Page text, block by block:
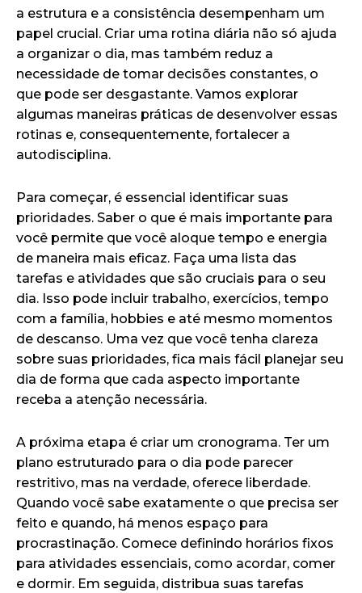
a estrutura e a consistência desempenham um
papel crucial. Criar uma rotina diária não só ajuda
a organizar o dia, mas também reduz a
necessidade de tomar decisões constantes, o
que pode ser desgastante. Vamos explorar
algumas maneiras práticas de desenvolver essas
rotinas e, consequentemente, fortalecer a
autodisciplina.
Para começar, é essencial identificar suas
prioridades. Saber o que é mais importante para
você permite que você aloque tempo e energia
de maneira mais eficaz. Faça uma lista das
tarefas e atividades que são cruciais para o seu
dia. Isso pode incluir trabalho, exercícios, tempo
com a família, hobbies e até mesmo momentos
de descanso. Uma vez que você tenha clareza
sobre suas prioridades, fica mais fácil planejar seu
dia de forma que cada aspecto importante
receba a atenção necessária.
A próxima etapa é criar um cronograma. Ter um
plano estruturado para o dia pode parecer
restritivo, mas na verdade, oferece liberdade.
Quando você sabe exatamente o que precisa ser
feito e quando, há menos espaço para
procrastinação. Comece definindo horários fixos
para atividades essenciais, como acordar, comer
e dormir. Em seguida, distribua suas tarefas